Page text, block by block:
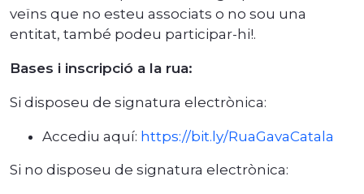
veïns que no esteu associats o no sou una
entitat, també podeu participar-hi!.
Bases i inscripció a la rua:
Si disposeu de signatura electrònica:
Accediu aquí: https://bit.ly/RuaGavaCatala
Si no disposeu de signatura electrònica: